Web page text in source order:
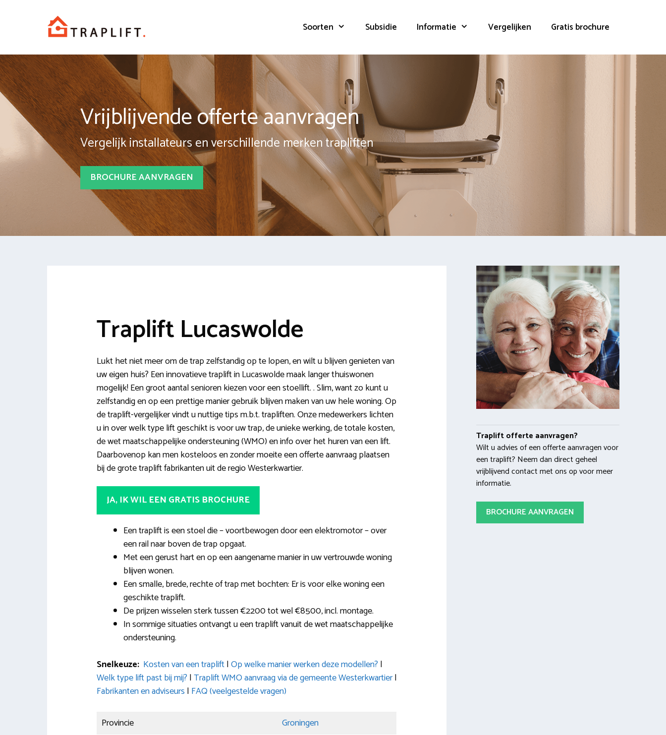
Soorten Subsidie Informatie Vergelijken Gratis brochure
Vrijblijvende offerte aanvragen
Vergelijk installateurs en verschillende merken trapliften
BROCHURE AANVRAGEN
Traplift Lucaswolde
Lukt het niet meer om de trap zelfstandig op te lopen, en wilt u blijven genieten van
uw eigen huis? Een innovatieve traplift in Lucaswolde maak langer thuiswonen
mogelijk! Een groot aantal senioren kiezen voor een stoellift. . Slim, want zo kunt u
zelfstandig en op een prettige manier gebruik blijven maken van uw hele woning. Op
de traplift-vergelijker vindt u nuttige tips m.b.t. trapliften. Onze medewerkers lichten
u in over welk type lift geschikt is voor uw trap, de unieke werking, de totale kosten,
de wet maatschappelijke ondersteuning (WMO) en info over het huren van een lift.
Daarbovenop kan men kosteloos en zonder moeite een offerte aanvraag plaatsen
bij de grote traplift fabrikanten uit de regio Westerkwartier.
JA, IK WIL EEN GRATIS BROCHURE
Een traplift is een stoel die – voortbewogen door een elektromotor – over
een rail naar boven de trap opgaat.
Met een gerust hart en op een aangename manier in uw vertrouwde woning
blijven wonen.
Een smalle, brede, rechte of trap met bochten: Er is voor elke woning een
geschikte traplift.
De prijzen wisselen sterk tussen €2200 tot wel €8500, incl. montage.
In sommige situaties ontvangt u een traplift vanuit de wet maatschappelijke
ondersteuning.
Snelkeuze: Kosten van een traplift|Op welke manier werken deze modellen? |
Welk type lift past bij mij? |Traplift WMO aanvraag via de gemeente Westerkwartier|
Fabrikanten en adviseurs | FAQ (veelgestelde vragen)
Provincie
Groningen
Traplift offerte aanvragen?
Wilt u advies of een offerte aanvragen voor
een traplift? Neem dan direct geheel
vrijblijvend contact met ons op voor meer
informatie.
BROCHURE AANVRAGEN